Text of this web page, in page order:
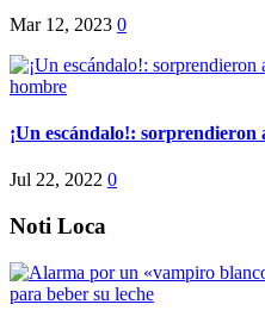
Mar 12, 2023 0
¡Un escándalo!: sorprendieron
Jul 22, 2022 0
Noti Loca